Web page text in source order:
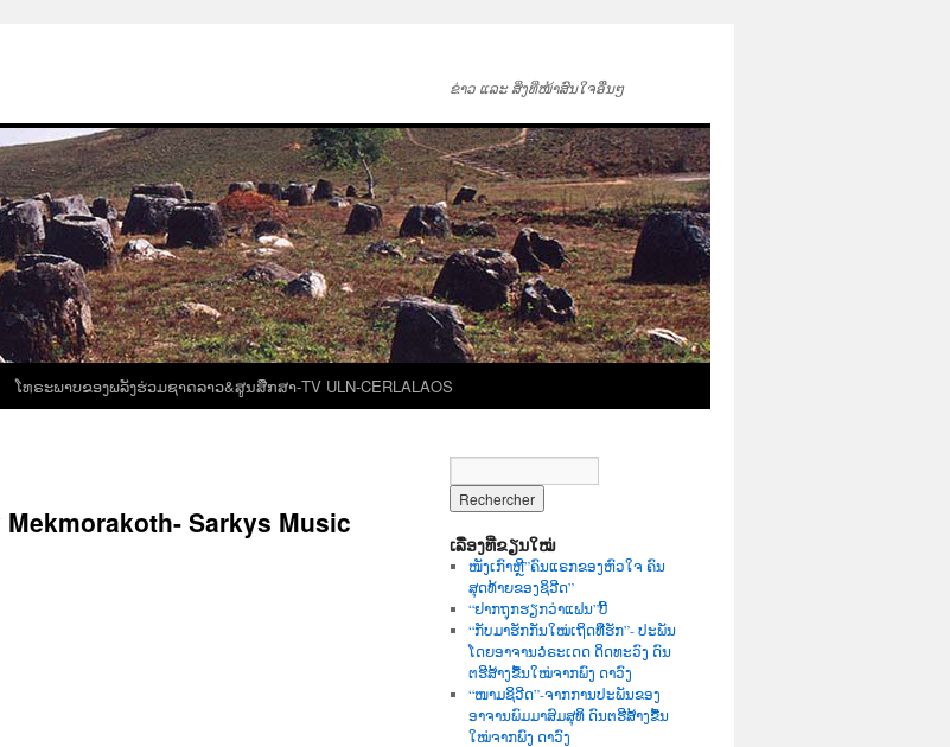
ຂ່າວ ແລະ ສິ່ງທີ່ໜ້າສົນໃຈອື່ນໆ
ໂທຣະພາບຂອງພລັງຮ່ວມຊາດລາວ&ສູນສືກສາ-TV ULN-CERLALAOS
Sarkys Music
ເລື່ອງທີ່ຂຽນໃໝ່
ໜັງເກົາຫຼີ”ຄົນແຣກຂອງຫົວໃຈ ຄົນ
ສຸດທ້າຍຂອງຊິວີດ”
“ຢາກຖຸກຮຽກວ່າແຟນ”ບີ້
“ກັບມາຮັກກັນໃໝ່ເຖິດທີ່ຮັກ”- ປະພັນ
ໂດຍອາຈານວໍຣະເດດ ດິດທະວົງ ດົນ
ຕຮີສ້າງຂື້ນໃໝ່ຈາກພົງ ດາວົງ
“ໜາມຊິວີດ”-ຈາກການປະພັນຂອງ
ອາຈານພົມມາສົມສຸທິ ດົນຕຮີສ້າງຂື້ນ
ໃໝ່ຈາກພົງ ດາວົງ